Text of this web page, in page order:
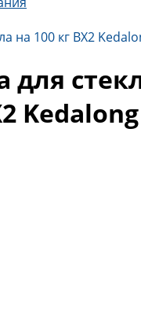
на 100 кг BX2
для
Kedalong